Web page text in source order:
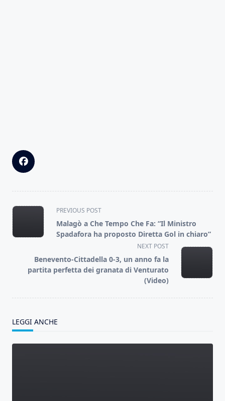
<span
class="nav-
subtitle
reader-
text">Page</span>
PREVIOUS POST
Malagò a Che Tempo Che Fa: “Il Ministro
Spadafora ha proposto Diretta Gol in chiaro”
NEXT POST
Benevento-Cittadella 0-3, un anno fa la
partita perfetta dei granata di Venturato
(Video)
LEGGI ANCHE